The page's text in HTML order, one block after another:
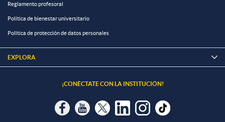
Reglamento profesoral
Política de bienestar universitario
Política de protección de datos personales
EXPLORA 
¡CONÉCTATE CON LA INSTITUCIÓN!